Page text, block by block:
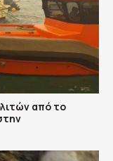
από το